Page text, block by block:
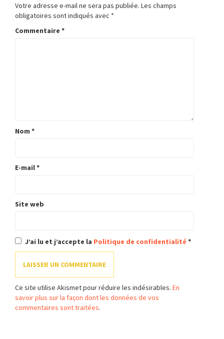
Votre adresse e-mail ne sera pas publiée. Les champs
obligatoires sont indiqués avec *
Commentaire *
Nom *
E-mail*
Site web
J’ai lu et j’accepte la Politique de confidentialité *
Ce site utilise Akismet pour réduire les indésirables. En
savoir plus sur la façon dont les données de vos
commentaires sont traitées.